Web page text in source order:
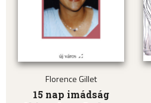
Florence Gillet
15 nap imádság